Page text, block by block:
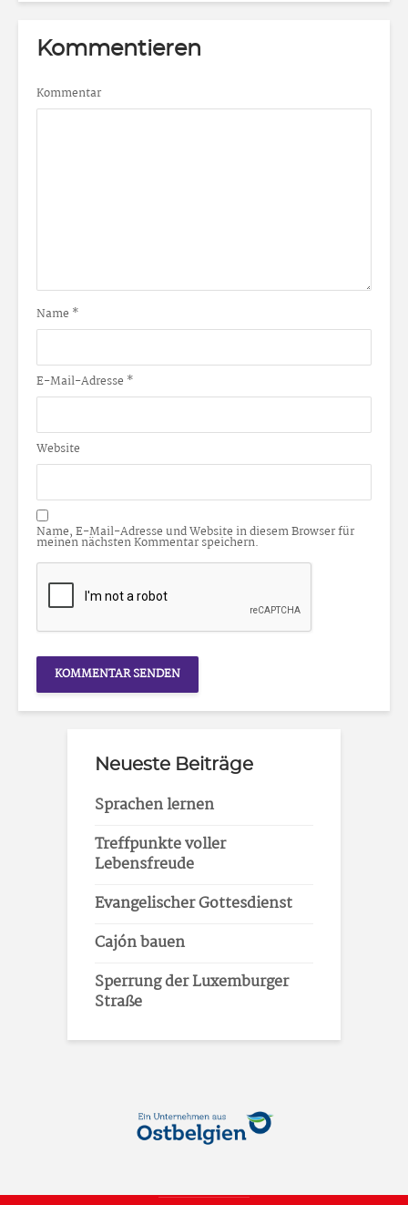
Kommentieren
Kommentar
Name *
E-Mail-Adresse *
Website
Name, E-Mail-Adresse und Website in diesem Browser für
meinen nächsten Kommentar speichern.
Neueste Beiträge
Sprachen lernen
Treffpunkte voller
Lebensfreude
Evangelischer Gottesdienst
Cajón bauen
Sperrung der Luxemburger
Straße